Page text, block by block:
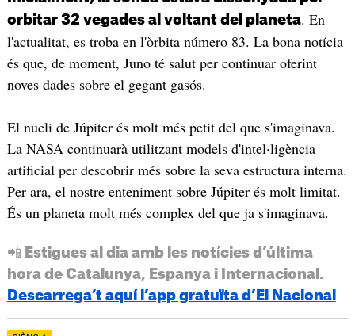
orbitar 32 vegades al voltant del planeta. En
l'actualitat, es troba en l'òrbita número 83. La bona notícia
és que, de moment, Juno té salut per continuar oferint
noves dades sobre el gegant gasós.
El nucli de Júpiter és molt més petit del que s'imaginava.
La NASA continuarà utilitzant models d'intel·ligència
artificial per descobrir més sobre la seva estructura interna.
Per ara, el nostre enteniment sobre Júpiter és molt limitat.
És un planeta molt més complex del que ja s'imaginava.
📲 Estigues al dia amb les notícies d’última
hora de Catalunya, Espanya i Internacional.
Descarrega’t aquí l’app gratuïta d’El Nacional